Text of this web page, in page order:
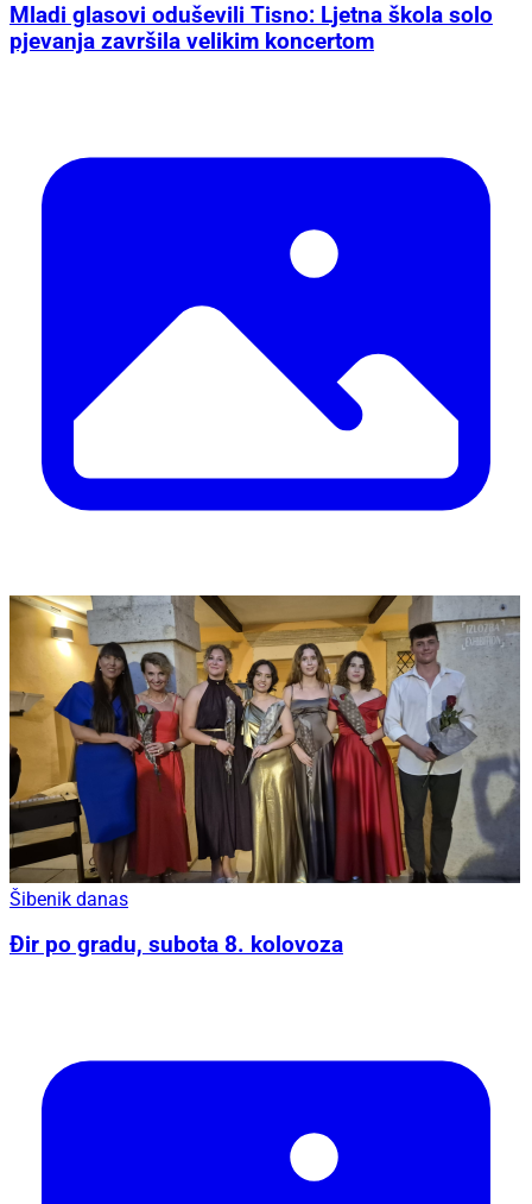
Mladi glasovi oduševili Tisno: Ljetna škola solo
pjevanja završila velikim koncertom
Šibenik danas
Đir po gradu, subota 8. kolovoza